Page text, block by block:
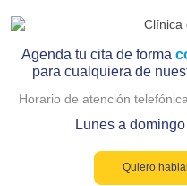
Agenda tu cita de forma
para cualquiera de
Horario de atención
Lunes a
Quiero